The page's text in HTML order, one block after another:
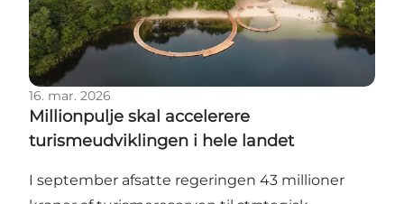
16. mar. 2026
Millionpulje skal accelerere
turismeudviklingen i hele landet
I september afsatte regeringen 43 millioner